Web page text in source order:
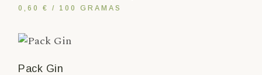
0,60 € / 100 GRAMAS
Pack Gin